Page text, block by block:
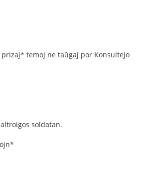
temoj ne taŭgaj por Konsultejo
soldatan.